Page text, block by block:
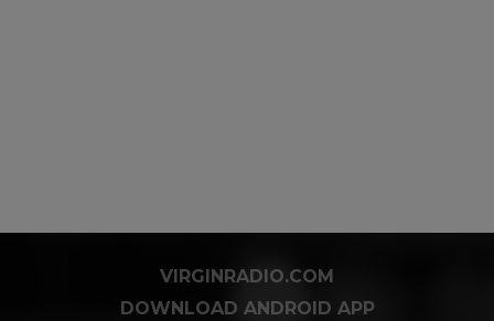
VIRGINRADIO.COM
DOWNLOAD ANDROID APP